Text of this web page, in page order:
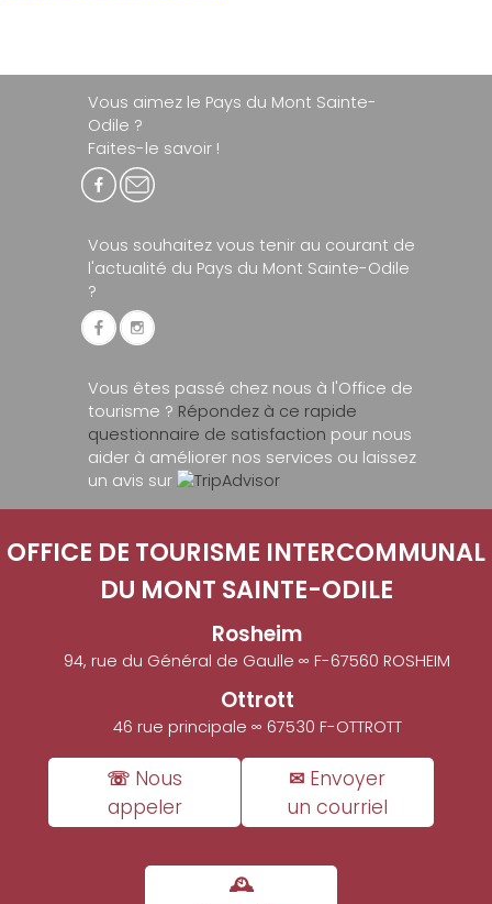
Vous aimez le Pays du Mont Sainte-
Odile ?
Faites-le savoir !
Vous souhaitez vous tenir au courant de
l'actualité du Pays du Mont Sainte-Odile
?
Vous êtes passé chez nous à l'Office de
tourisme ? Répondez à ce rapide
questionnaire de satisfaction pour nous
aider à améliorer nos services ou laissez
un avis sur
OFFICE DE TOURISME INTERCOMMUNAL
DU MONT SAINTE-ODILE
Rosheim
94, rue du Général de Gaulle ∞ F-67560 ROSHEIM
Ottrott
46 rue principale ∞ 67530 F-OTTROTT
☏ Nous
appeler
✉ Envoyer
un courriel
🕰